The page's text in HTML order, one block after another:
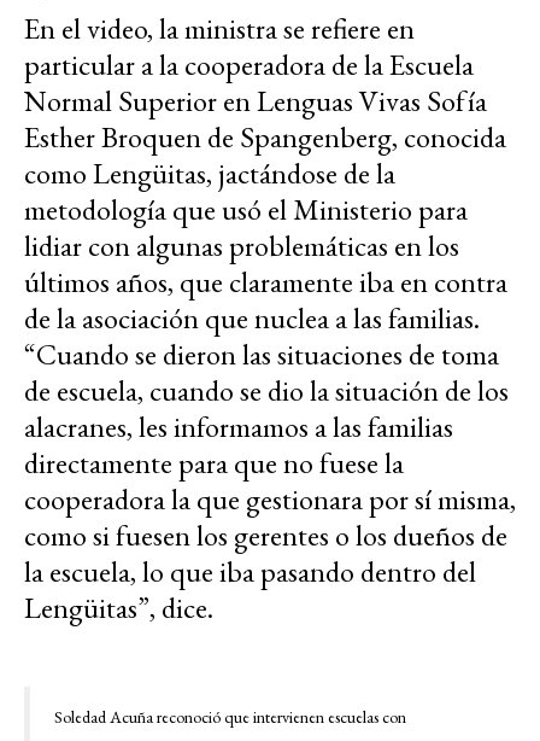
En el video, la ministra se refiere en
particular a la cooperadora de la Escuela
Normal Superior en Lenguas Vivas Sofía
Esther Broquen de Spangenberg, conocida
como Lengüitas, jactándose de la
metodología que usó el Ministerio para
lidiar con algunas problemáticas en los
últimos años, que claramente iba en contra
de la asociación que nuclea a las familias.
“Cuando se dieron las situaciones de toma
de escuela, cuando se dio la situación de los
alacranes, les informamos a las familias
directamente para que no fuese la
cooperadora la que gestionara por sí misma,
como si fuesen los gerentes o los dueños de
la escuela, lo que iba pasando dentro del
Lengüitas”, dice.
Soledad Acuña reconoció que intervienen escuelas con